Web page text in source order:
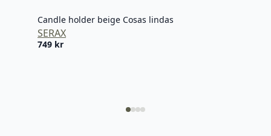
Candle holder beige Cosas lindas
SERAX
749 kr